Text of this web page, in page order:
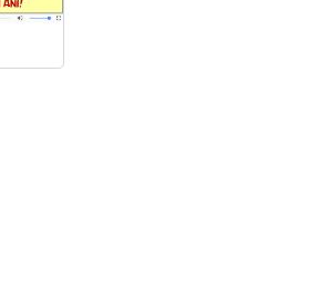
Conecteaza-te